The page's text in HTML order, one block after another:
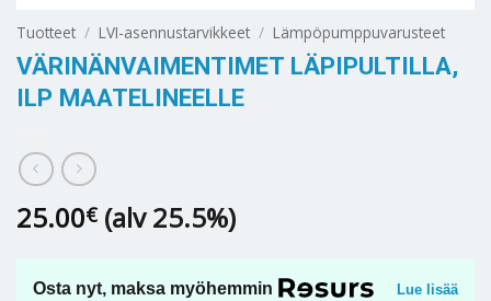
Tuotteet / LVI-asennustarvikkeet / Lämpöpumppuvarusteet
VÄRINÄNVAIMENTIMET LÄPIPULTILLA,
ILP MAATELINEELLE
25.00€ (alv 25.5%)
Osta nyt, maksa myöhemmin Lue lisää